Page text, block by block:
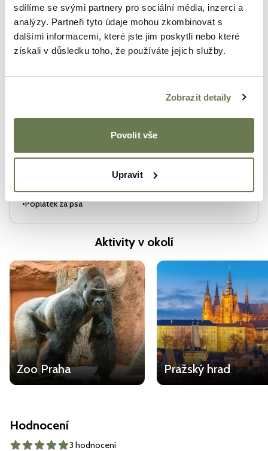
sdílíme se svými partnery pro sociální média, inzerci a
analýzy. Partneři tyto údaje mohou zkombinovat s
dalšími informacemi, které jste jim poskytli nebo které
získali v důsledku toho, že používáte jejich služby.
Zobrazit detaily
Povolit vše
Upravit
Lednice
Sprcha s teplou vodou
Mikrovlnná trouba
•Poplatek za psa
Aktivity v okolí
Zoo Praha Pražský hrad
Hodnocení
3 hodnocení